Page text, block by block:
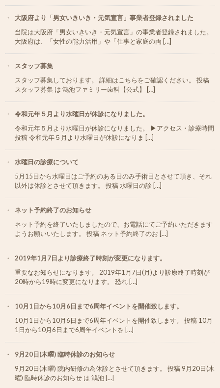
大阪府より「男女いきいき・元気宣言」事業者登録されました
当院は大阪府「男女いきいき・元気宣言」の事業者登録されました。
大阪府は、「女性の能力活用」や「仕事と家庭の両 […]
スタッフ募集
スタッフ募集しております。 詳細はこちらをご確認ください。 投稿
スタッフ募集 は 鴻池ファミリー歯科【公式】 […]
令和元年５月より水曜日が休診になりました。
令和元年５月より水曜日が休診になりました。 ▶︎アクセス・診療時間
投稿 令和元年５月より水曜日が休診になりま […]
水曜日の診療について
5月15日から水曜日はご予約のある日のみ手術日とさせて頂き、それ
以外は休診とさせて頂きます。 投稿 水曜日の診 […]
ネット予約終了のお知らせ
ネット予約を終了いたしましたので、お電話にてご予約いただきます
ようお願いいたします。 投稿 ネット予約終了のお […]
2019年1月7日より診療終了時刻が変更になります。
重要なお知らせになります。 2019年1月7日(月)より診療終了時刻が
20時から19時に変更になります。 恐れ […]
10月1日から10月6日まで6周年イベントを開催致します。
10月1日から10月6日まで6周年イベントを開催致します。 投稿 10月
1日から10月6日まで6周年イベントを […]
9月20日(木曜) 臨時休診のお知らせ
9月20日(木曜) 院内研修の為休診とさせて頂きます。 投稿 9月20日(木
曜) 臨時休診のお知らせ は 鴻池 […]